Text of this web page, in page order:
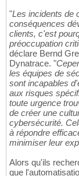
"Les incidents de
conséquences
clients, c'est
préoccupation
déclare Bernd
Dynatrace. "
les équipes de
sont incapables
aux risques
toute urgence
de créer une
cybersécurité.
à répondre
minimiser leur
Alors qu'ils
que